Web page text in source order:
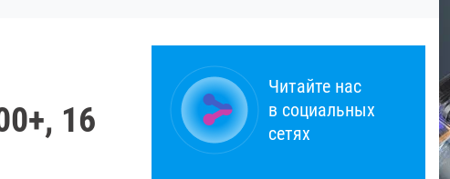
16
Читайте нас
в социальных
сетях